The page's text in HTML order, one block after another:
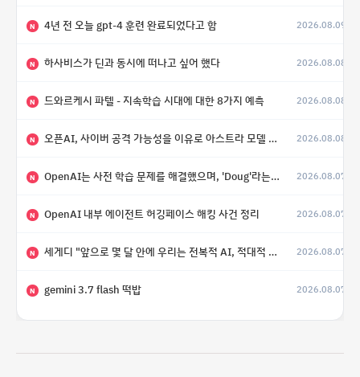
N 4년 전 오늘 gpt-4 훈련 완료되었다고 함 2026.08.09
N 하사비스가 딘과 동시에 떠나고 싶어 했다 2026.08.08
N 드와르케시 파텔 - 지속학습 시대에 대한 8가지 예측 2026.08.08
N 오픈AI, 사이버 공격 가능성을 이유로 아스트라 모델 출시 연기 2026.08.08
N OpenAI는 사전 학습 문제를 해결했으며, 'Doug'라는 코드명을 가진 훨씬 더 큰 모델을 활발히 개발 중 2026.08.07
N OpenAI 내부 에이전트 허깅페이스 해킹 사건 정리 2026.08.07
N 세게디 "앞으로 몇 달 안에 우리는 전복적 AI, 적대적 AI 둘 다 보게 될 것" 2026.08.07
N gemini 3.7 flash 떡밥 2026.08.07